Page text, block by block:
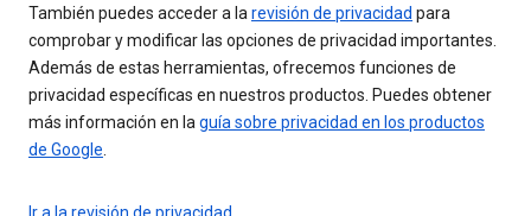
También puedes acceder a la revisión de privacidad para
comprobar y modificar las opciones de privacidad importantes.
Además de estas herramientas, ofrecemos funciones de
privacidad específicas en nuestros productos. Puedes obtener
más información en la guía sobre privacidad en los productos
de Google